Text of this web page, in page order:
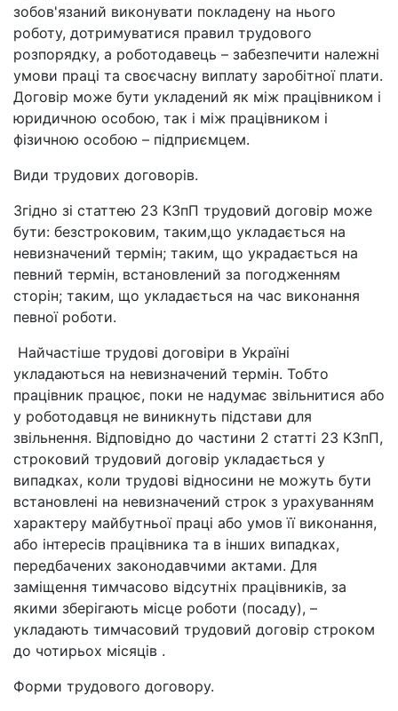
зобов'язаний виконувати покладену на нього
роботу, дотримуватися правил трудового
розпорядку, а роботодавець – забезпечити належні
умови праці та своєчасну виплату заробітної плати.
Договір може бути укладений як між працівником і
юридичною особою, так і між працівником і
фізичною особою – підприємцем.
Види трудових договорів.
Згідно зі статтею 23 КЗпП трудовий договір може
бути: безстроковим, таким,що укладається на
невизначений термін; таким, що украдається на
певний термін, встановлений за погодженням
сторін; таким, що укладається на час виконання
певної роботи.
Найчастіше трудові договіри в Україні
укладаються на невизначений термін. Тобто
працівник працює, поки не надумає звільнитися або
у роботодавця не виникнуть підстави для
звільнення. Відповідно до частини 2 статті 23 КЗпП,
строковий трудовий договір укладається у
випадках, коли трудові відносини не можуть бути
встановлені на невизначений строк з урахуванням
характеру майбутньої праці або умов її виконання,
або інтересів працівника та в інших випадках,
передбачених законодавчими актами. Для
заміщення тимчасово відсутніх працівників, за
якими зберігають місце роботи (посаду), –
укладають тимчасовий трудовий договір строком
до чотирьох місяців .
Форми трудового договору.